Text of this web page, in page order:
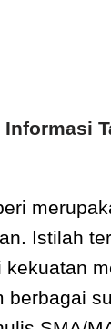
Informasi
Istilah
berbagai